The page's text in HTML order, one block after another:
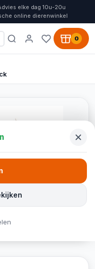
elke dag 10u-20u
online dierenwinkel
0